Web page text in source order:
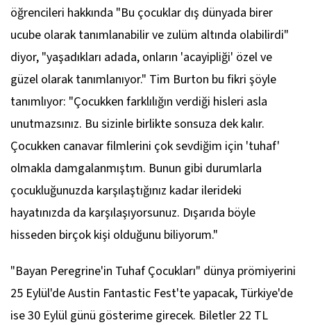
öğrencileri hakkında "Bu çocuklar dış dünyada birer
ucube olarak tanımlanabilir ve zulüm altında olabilirdi"
diyor, "yaşadıkları adada, onların 'acayipliği' özel ve
güzel olarak tanımlanıyor." Tim Burton bu fikri şöyle
tanımlıyor: "Çocukken farklılığın verdiği hisleri asla
unutmazsınız. Bu sizinle birlikte sonsuza dek kalır.
Çocukken canavar filmlerini çok sevdiğim için 'tuhaf'
olmakla damgalanmıştım. Bunun gibi durumlarla
çocukluğunuzda karşılaştığınız kadar ilerideki
hayatınızda da karşılaşıyorsunuz. Dışarıda böyle
hisseden birçok kişi olduğunu biliyorum."
"Bayan Peregrine'in Tuhaf Çocukları" dünya prömiyerini
25 Eylül'de Austin Fantastic Fest'te yapacak, Türkiye'de
ise 30 Eylül günü gösterime girecek. Biletler 22 TL